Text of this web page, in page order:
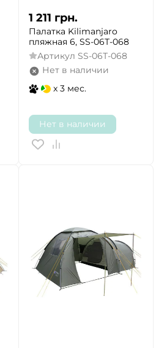
1 211 грн.
Палатка Kilimanjaro
пляжная 6, SS-06Т-068
Артикул SS-06Т-068
Нет в наличии
x 3 мес.
Нет в наличии